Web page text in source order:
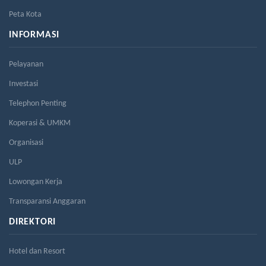
Peta Kota
INFORMASI
Pelayanan
Investasi
Telephon Penting
Koperasi & UMKM
Organisasi
ULP
Lowongan Kerja
Transparansi Anggaran
DIREKTORI
Hotel dan Resort